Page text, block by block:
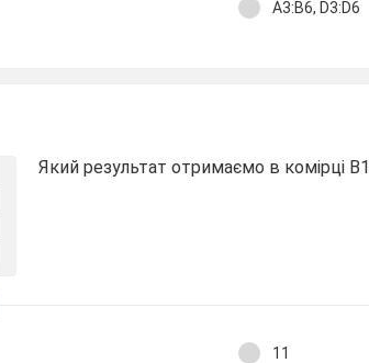
A3:B6, D3:D6
Який результат отримаємо в комірці B1
11